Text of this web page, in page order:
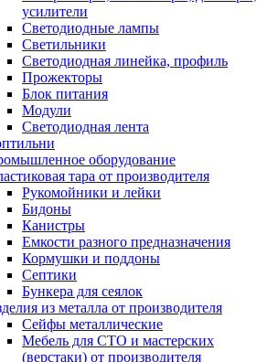
усилители
Светодиодные лампы
Светильники
Светодиодная линейка, профиль
Прожекторы
Блок питания
Модули
Светодиодная лента
оборудование
тара от производителя
Рукомойники и лейки
Бидоны
Канистры
Емкости разного предназначения
Кормушки и поддоны
Септики
Бункера для сеялок
из металла от производителя
Сейфы металлические
Мебель для СТО и мастерских
(верстаки) от производителя